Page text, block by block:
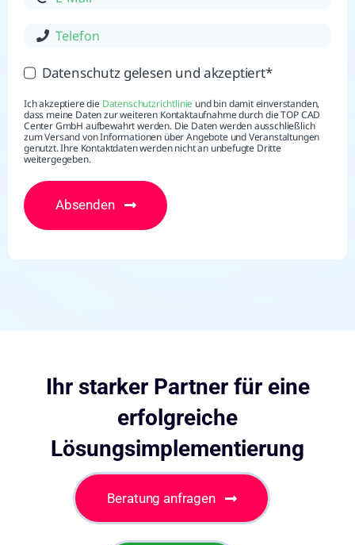
Datenschutz gelesen und akzeptiert*
Ich akzeptiere die Datenschutzrichtlinie und bin damit einverstanden,
dass meine Daten zur weiteren Kontaktaufnahme durch die TOP CAD
Center GmbH aufbewahrt werden. Die Daten werden ausschließlich
zum Versand von Informationen über Angebote und Veranstaltungen
genutzt. Ihre Kontaktdaten werden nicht an unbefugte Dritte
weitergegeben.
Absenden
Ihr starker Partner für eine
erfolgreiche
Lösungsimplementierung
Beratung anfragen